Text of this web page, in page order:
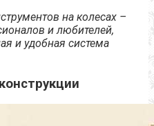
на колесах –
и любителей,
и удобная система